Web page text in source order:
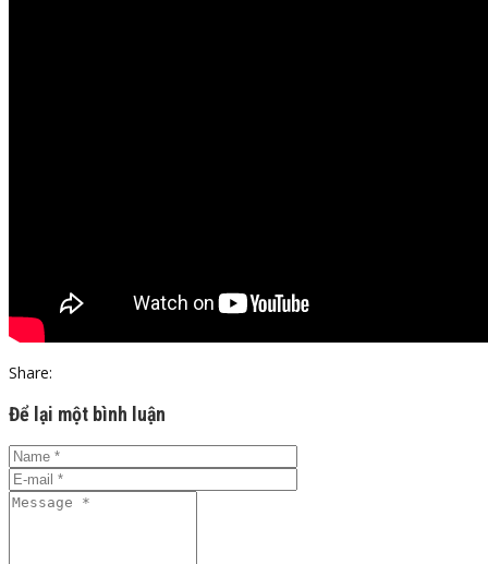
Share:
Để lại một bình luận